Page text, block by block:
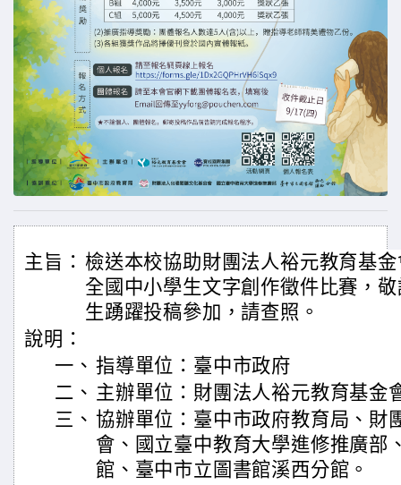
主旨： 檢送本校協助財團法人裕元教育基
全國中小學生文字創作徵件比賽，
生踴躍投稿參加，請查照。
說明：
一、 指導單位：臺中市政府
二、 主辦單位：財團法人裕元教育基金
三、 協辦單位：臺中市政府教育局、財
會、國立臺中教育大學進修推廣部
館、臺中市立圖書館溪西分館。